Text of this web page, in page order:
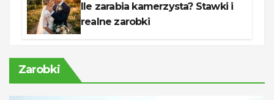
Ile zarabia kamerzysta? Stawki i
realne zarobki
Zarobki